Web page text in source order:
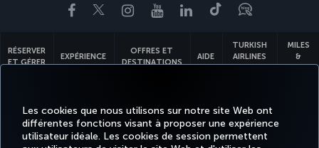
Les cookies que nous utilisons sur notre site Web ont
différentes fonctions visant à proposer une expérience
utilisateur idéale. Les cookies de session permettent
Facebook
TwitterInstagram
YouTubeLinkedIn
TiktokBlog
RÉSERVER
ET GÉRER
EXPÉRIENCE
OFFRES ET
DESTINATIONS
AIDE
TURKISH
AIRLINES
HOLIDAYS
MILES
&
SMILES
Accessibilité Confidentialité et cookies Mentions légales Droits des passagers
Modifier les paramètres des cookies. Droits des personnes concernées dans l’UE.